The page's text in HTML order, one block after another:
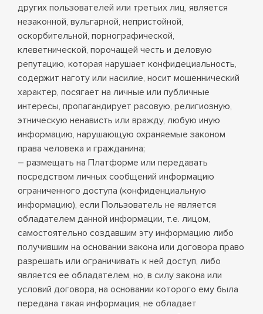
других пользователей или третьих лиц, является
незаконной, вульгарной, непристойной,
оскорбительной, порнографической,
клеветнической, порочащей честь и деловую
репутацию, которая нарушает конфидециальность,
содержит наготу или насилие, носит мошеннический
характер, посягает на личные или публичные
интересы, пропагандирует расовую, религиозную,
этническую ненависть или вражду, любую иную
информацию, нарушающую охраняемые законом
права человека и гражданина;
– размещать на Платформе или передавать
посредством личных сообщений информацию
ограниченного доступа (конфиденциальную
информацию), если Пользователь не является
обладателем данной информации, т.е. лицом,
самостоятельно создавшим эту информацию либо
получившим на основании закона или договора право
разрешать или ограничивать к ней доступ, либо
является ее обладателем, но, в силу закона или
условий договора, на основании которого ему была
передана такая информация, не обладает